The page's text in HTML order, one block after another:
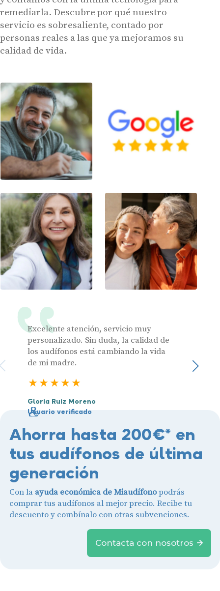
remediarla. Descubre por qué nuestro
servicio es sobresaliente, contado por
personas reales a las que ya mejoramos su
calidad de vida.
Excelente atención, servicio muy
personalizado. Sin duda, la calidad de
los audífonos está cambiando la vida
de mi madre.
Gloria Ruiz Moreno
Usuario verificado
Julia
Ahorra hasta 200€* en
tus audífonos de última
generación
Con la ayuda económica de Miaudífonopodrás
comprar tus audífonos al mejor precio. Recibe tu
descuento y combínalo con otras subvenciones.
Contacta con nosotros